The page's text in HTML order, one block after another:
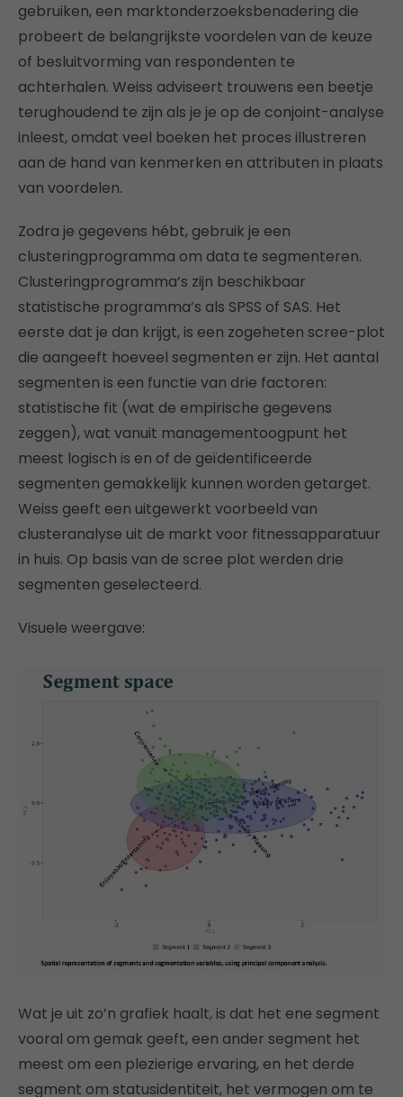
gebruiken, een marktonderzoeksbenadering die
probeert de belangrijkste voordelen van de keuze
of besluitvorming van respondenten te
achterhalen. Weiss adviseert trouwens een beetje
terughoudend te zijn als je je op de conjoint-analyse
inleest, omdat veel boeken het proces illustreren
aan de hand van kenmerken en attributen in plaats
van voordelen.
Zodra je gegevens hébt, gebruik je een
clusteringprogramma om data te segmenteren.
Clusteringprogramma’s zijn beschikbaar
statistische programma’s als SPSS of SAS. Het
eerste dat je dan krijgt, is een zogeheten scree-plot
die aangeeft hoeveel segmenten er zijn. Het aantal
segmenten is een functie van drie factoren:
statistische fit (wat de empirische gegevens
zeggen), wat vanuit managementoogpunt het
meest logisch is en of de geïdentificeerde
segmenten gemakkelijk kunnen worden getarget.
Weiss geeft een uitgewerkt voorbeeld van
clusteranalyse uit de markt voor fitnessapparatuur
in huis. Op basis van de scree plot werden drie
segmenten geselecteerd.
Visuele weergave:
Wat je uit zo’n grafiek haalt, is dat het ene segment
vooral om gemak geeft, een ander segment het
meest om een ​​plezierige ervaring, en het derde
segment om statusidentiteit, het vermogen om te